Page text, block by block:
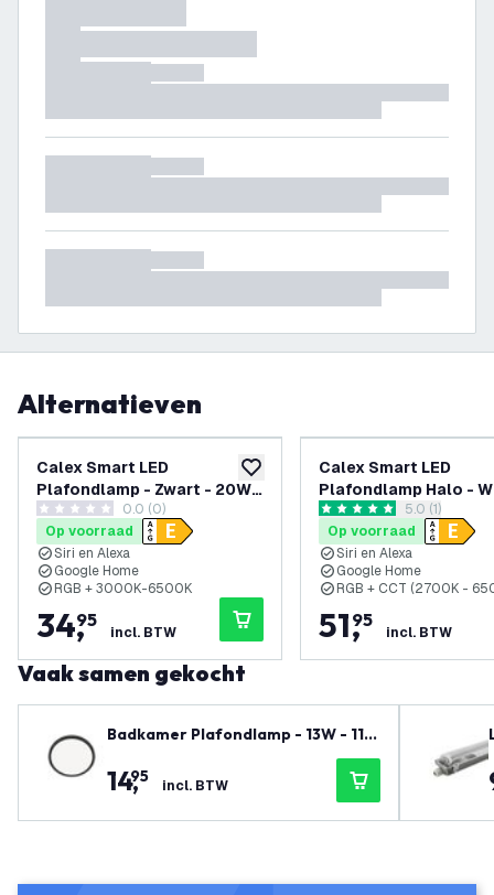
Alternatieven
toevoegen aan verlanglijst
Calex Smart LED
Plafondlamp - Zwart - 20W -
RGB+3000-6500K -
Ø400mm
0 score sterren0.0 (0)
Op voorraad
Siri en Alexa
Google Home
RGB + 3000K-6500K
34,
95
incl. BTW
Calex Smart LED
Plafondlamp Halo -
22W - RGB+CCT -
reviews
5 score sterren5.0 (1)
Op voorraad
Siri en Alexa
Google Home
RGB + CCT (2700K -
51,
95
incl. BTW
Vaak samen gekocht
Badkamer Plafondlamp - 13W - 113
0 Lumen - Zwart - Ø24.4 CM - IP44
Waterdicht - 2700K - LED Plafonni
ere
14,
95 incl. BTW